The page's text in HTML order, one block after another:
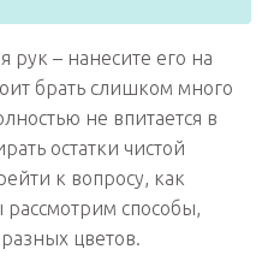
рук – нанесите его на
брать слишком много
не впитается в
остатки чистой
к вопросу, как
способы,
цветов.